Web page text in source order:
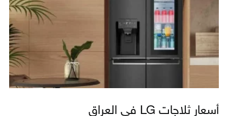
أسعار ثلاجات LG في العراق